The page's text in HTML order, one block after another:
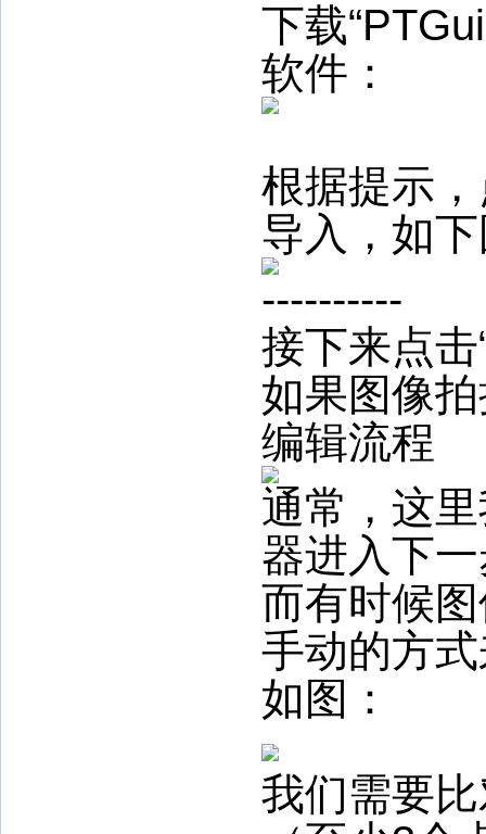
下载
软件：
根据提示
导入，如
----------
接下来点击
如果图像
编辑流程
通常，这
器进入下一
而有时候
手动的方
如图：
我们需要